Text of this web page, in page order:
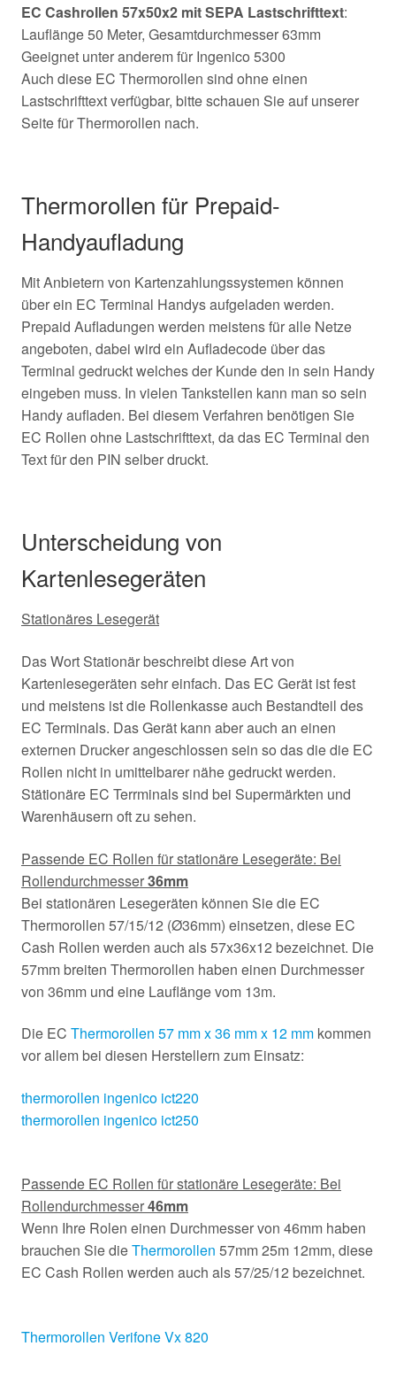
EC Cashrollen 57x50x2 mit SEPA Lastschrifttext:
Lauflänge 50 Meter, Gesamtdurchmesser 63mm
Geeignet unter anderem für Ingenico 5300
Auch diese EC Thermorollen sind ohne einen
Lastschrifttext verfügbar, bitte schauen Sie auf unserer
Seite für Thermorollen nach.
Thermorollen für Prepaid-
Handyaufladung
Mit Anbietern von Kartenzahlungssystemen können
über ein EC Terminal Handys aufgeladen werden.
Prepaid Aufladungen werden meistens für alle Netze
angeboten, dabei wird ein Aufladecode über das
Terminal gedruckt welches der Kunde den in sein Handy
eingeben muss. In vielen Tankstellen kann man so sein
Handy aufladen. Bei diesem Verfahren benötigen Sie
EC Rollen ohne Lastschrifttext, da das EC Terminal den
Text für den PIN selber druckt.
Unterscheidung von
Kartenlesegeräten
Stationäres Lesegerät
Das Wort Stationär beschreibt diese Art von
Kartenlesegeräten sehr einfach. Das EC Gerät ist fest
und meistens ist die Rollenkasse auch Bestandteil des
EC Terminals. Das Gerät kann aber auch an einen
externen Drucker angeschlossen sein so das die die EC
Rollen nicht in umittelbarer nähe gedruckt werden.
Stätionäre EC Terrminals sind bei Supermärkten und
Warenhäusern oft zu sehen.
Passende EC Rollen für stationäre Lesegeräte: Bei
Rollendurchmesser36mm
Bei stationären Lesegeräten können Sie die EC
Thermorollen 57/15/12 (Ø36mm) einsetzen, diese EC
Cash Rollen werden auch als 57x36x12 bezeichnet. Die
57mm breiten Thermorollen haben einen Durchmesser
von 36mm und eine Lauflänge vom 13m.
Die EC Thermorollen 57 mm x 36 mm x 12 mm kommen
vor allem bei diesen Herstellern zum Einsatz:
thermorollen ingenico ict220
thermorollen ingenico ict250
Passende EC Rollen für stationäre Lesegeräte: Bei
Rollendurchmesser46mm
Wenn Ihre Rolen einen Durchmesser von 46mm haben
brauchen Sie dieThermorollen 57mm 25m 12mm, diese
EC Cash Rollen werden auch als 57/25/12 bezeichnet.
Thermorollen Verifone Vx 820